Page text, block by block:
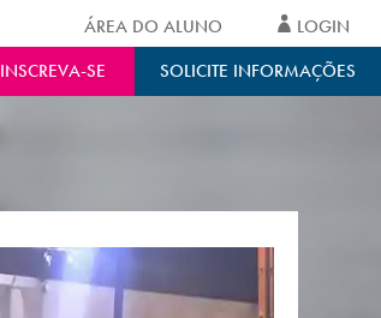
INSCREVA-SE SOLICITE INFORMAÇÕES
ÁREA DO ALUNO LOGIN